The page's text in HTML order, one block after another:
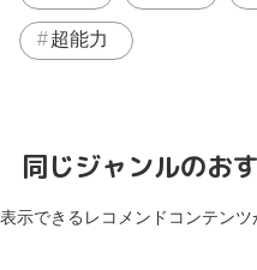
超能力
同じジャンルのお
表示できるレコメンドコンテンツ